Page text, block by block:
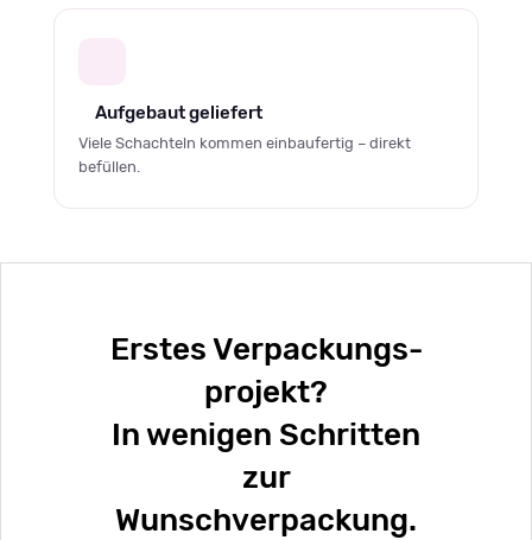
Aufgebaut geliefert
Viele Schachteln kommen einbaufertig – direkt
befüllen.
Erstes Verpackungs­
projekt?
In wenigen Schritten
zur
Wunschverpackung.